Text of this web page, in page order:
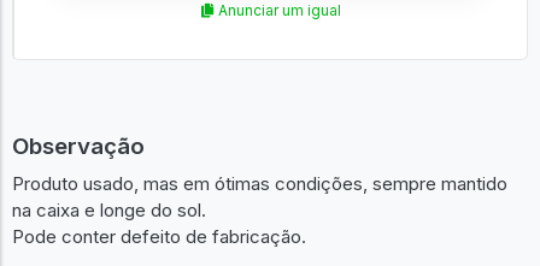
Anunciar um igual
Observação
Produto usado, mas em ótimas condições, sempre mantido
na caixa e longe do sol.
Pode conter defeito de fabricação.